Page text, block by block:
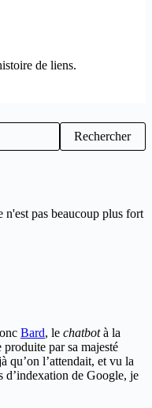
de liens.
Rechercher
pas beaucoup plus fort
Bard, le chatbotà la
par sa majesté
qu’on l’attendait, et vu la
d’indexation de Google, je